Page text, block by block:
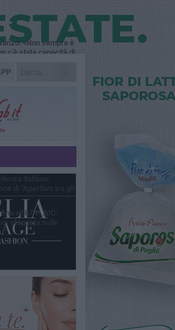
«Non sempre è
c'è stata capacità di
distributore di
Marcone
«Siamo ai nastri di
il gusto che
all'87%. AIC:
stangata sulle